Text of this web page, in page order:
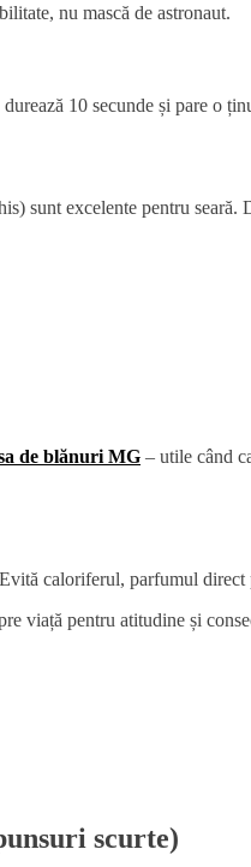
nu mască de astronaut.
10 secunde și pare o
sunt excelente pentru
de blănuri MG – utile când
caloriferul, parfumul
viață pentru atitudine și
scurte)